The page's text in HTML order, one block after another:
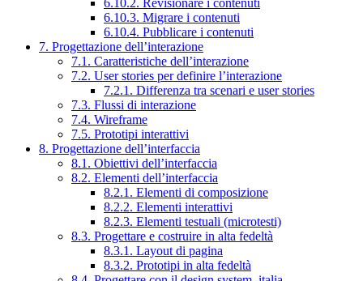
6.10.2. Revisionare i contenuti
6.10.3. Migrare i contenuti
6.10.4. Pubblicare i contenuti
7. Progettazione dell’interazione
7.1. Caratteristiche dell’interazione
7.2. User stories per definire l’interazione
7.2.1. Differenza tra scenari e user stories
7.3. Flussi di interazione
7.4. Wireframe
7.5. Prototipi interattivi
8. Progettazione dell’interfaccia
8.1. Obiettivi dell’interfaccia
8.2. Elementi dell’interfaccia
8.2.1. Elementi di composizione
8.2.2. Elementi interattivi
8.2.3. Elementi testuali (microtesti)
8.3. Progettare e costruire in alta fedeltà
8.3.1. Layout di pagina
8.3.2. Prototipi in alta fedeltà